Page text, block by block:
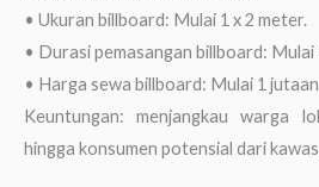
• Ukuran billboard: Mulai 1 x 2 meter.
• Durasi pemasangan billboard: Mulai
• Harga sewa billboard: Mulai 1
Keuntungan: menjangkau warga
hingga konsumen potensial dari